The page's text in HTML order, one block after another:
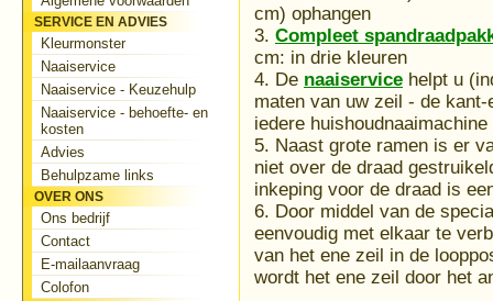
cm) ophangen
3. Compleet
cm: in drie kleuren
4. De naaiservice helpt u
maten van uw zeil - de
iedere
5. Naast grote ramen is er
niet over de draad
inkeping voor de draad is
6. Door middel van de
eenvoudig met elkaar te
van het ene zeil in de
wordt het ene zeil door het
SERVICE EN ADVIES
Kleurmonster
Naaiservice
Naaiservice - Keuzehulp
Naaiservice - behoefte- en
kosten
Advies
Behulpzame links
OVER ONS
Ons bedrijf
Contact
E-mailaanvraag
Colofon